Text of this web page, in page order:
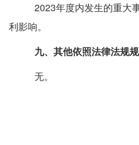
2023年度内发生的重大
利影响。
九、其他依照法律法规
无。